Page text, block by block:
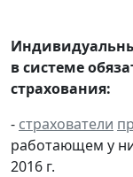
в системе
страхования:
- страхователи
работающем у
2016 г.